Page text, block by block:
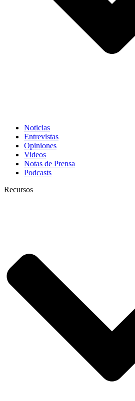
Noticias
Entrevistas
Opiniones
Videos
Notas de Prensa
Podcasts
Recursos